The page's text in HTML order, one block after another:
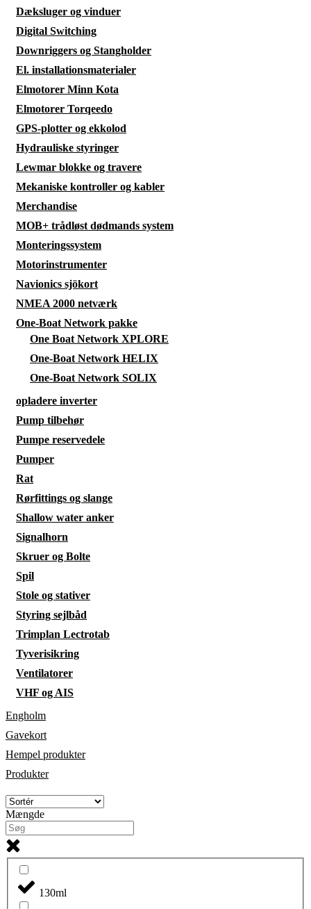
Dæksluger og vinduer
Digital Switching
Downriggers og Stangholder
El. installationsmaterialer
Elmotorer Minn Kota
Elmotorer Torqeedo
GPS-plotter og ekkolod
Hydrauliske styringer
Lewmar blokke og travere
Mekaniske kontroller og kabler
Merchandise
MOB+ trådløst dødmands system
Monteringssystem
Motorinstrumenter
Navionics sjökort
NMEA 2000 netværk
One-Boat Network pakke
One Boat Network XPLORE
One-Boat Network HELIX
One-Boat Network SOLIX
opladere inverter
Pump tilbehør
Pumpe reservedele
Pumper
Rat
Rørfittings og slange
Shallow water anker
Signalhorn
Skruer og Bolte
Spil
Stole og stativer
Styring sejlbåd
Trimplan Lectrotab
Tyverisikring
Ventilatorer
VHF og AIS
Engholm
Gavekort
Hempel produkter
Produkter
Mængde
130ml